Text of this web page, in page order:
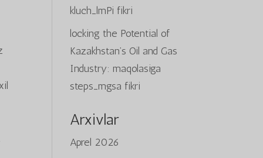
kluch_lmPi fikri
locking the Potential of
Kazakhstan’s Oil and Gas
Industry: maqolasiga
steps_mgsa fikri
Arxivlar
Aprel 2026